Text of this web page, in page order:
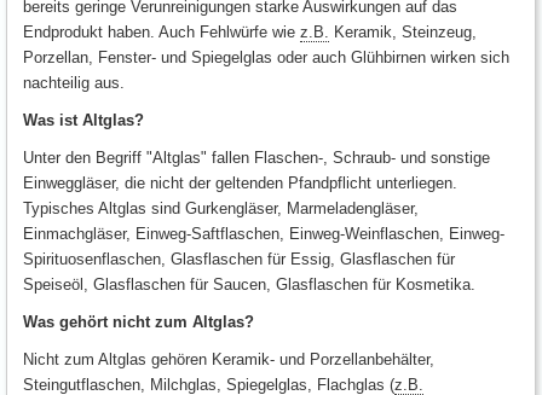
bereits geringe Verunreinigungen starke Auswirkungen auf das
Endprodukt haben. Auch Fehlwürfe wie z.B.
Keramik, Steinzeug,
Porzellan, Fenster- und Spiegelglas oder auch Glühbirnen wirken sich
nachteilig aus.
Was ist Altglas?
Unter den Begriff "Altglas" fallen Flaschen-, Schraub- und sonstige
Einweggläser, die nicht der geltenden Pfandpflicht unterliegen.
Typisches Altglas sind Gurkengläser, Marmeladengläser,
Einmachgläser, Einweg-Saftflaschen, Einweg-Weinflaschen, Einweg-
Spirituosenflaschen, Glasflaschen für Essig, Glasflaschen für
Speiseöl, Glasflaschen für Saucen, Glasflaschen für Kosmetika.
Was gehört nicht zum Altglas?
Nicht zum Altglas gehören Keramik- und Porzellanbehälter,
Steingutflaschen, Milchglas, Spiegelglas, Flachglas (z.B.